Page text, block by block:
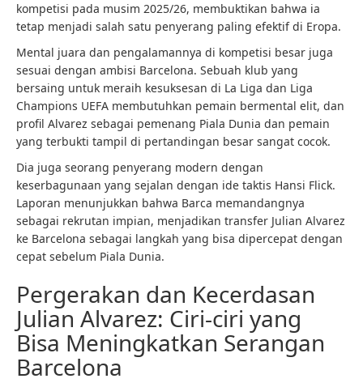
kompetisi pada musim 2025/26, membuktikan bahwa ia
tetap menjadi salah satu penyerang paling efektif di Eropa.
Mental juara dan pengalamannya di kompetisi besar juga
sesuai dengan ambisi Barcelona. Sebuah klub yang
bersaing untuk meraih kesuksesan di La Liga dan Liga
Champions UEFA membutuhkan pemain bermental elit, dan
profil Alvarez sebagai pemenang Piala Dunia dan pemain
yang terbukti tampil di pertandingan besar sangat cocok.
Dia juga seorang penyerang modern dengan
keserbagunaan yang sejalan dengan ide taktis Hansi Flick.
Laporan menunjukkan bahwa Barca memandangnya
sebagai rekrutan impian, menjadikan transfer Julian Alvarez
ke Barcelona sebagai langkah yang bisa dipercepat dengan
cepat sebelum Piala Dunia.
Pergerakan dan Kecerdasan
Julian Alvarez: Ciri-ciri yang
Bisa Meningkatkan Serangan
Barcelona